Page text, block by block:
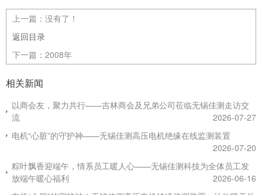
上一篇： 没有了！
返回目录
下一篇： 2008年
相关新闻
以商会友，聚力共行——吉林商会及兄弟公司莅临无锡佳测走访交
流
2026-07-27
电机“心脏”的守护神——无锡佳测高压电机绝缘在线监测装置
2026-07-20
粽叶飘香迎端午，情系员工暖人心——无锡佳测科技为全体员工发
放端午暖心福利
2026-06-16